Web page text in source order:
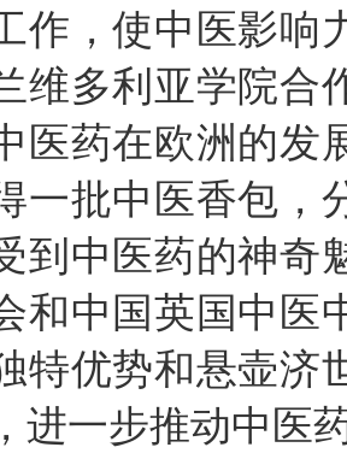
作，使中医影响
维多利亚学院合
医药在欧洲的发
一批中医香包，
到中医药的神奇
和中国英国中医
特优势和悬壶济
进一步推动中医